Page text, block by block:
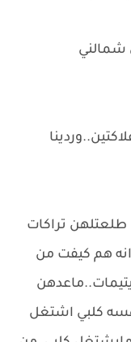
شمالني
طلعتلهن تراكات
هم كيفت من
كلبي اشتغل